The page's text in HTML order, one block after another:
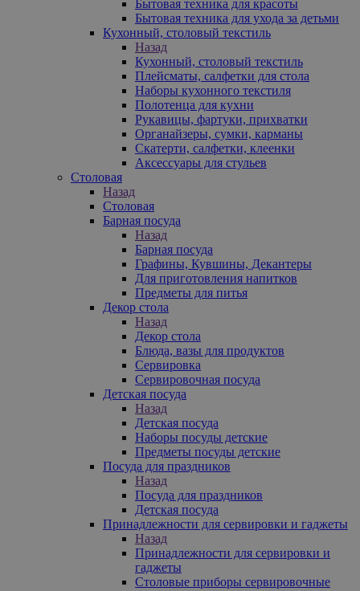
Бытовая техника для красоты
Бытовая техника для ухода за детьми
Кухонный, столовый текстиль
Назад
Кухонный, столовый текстиль
Плейсматы, салфетки для стола
Наборы кухонного текстиля
Полотенца для кухни
Рукавицы, фартуки, прихватки
Органайзеры, сумки, карманы
Скатерти, салфетки, клеенки
Аксессуары для стульев
Столовая
Назад
Столовая
Барная посуда
Назад
Барная посуда
Графины, Кувшины, Декантеры
Для приготовления напитков
Предметы для питья
Декор стола
Назад
Декор стола
Блюда, вазы для продуктов
Сервировка
Сервировочная посуда
Детская посуда
Назад
Детская посуда
Наборы посуды детские
Предметы посуды детские
Посуда для праздников
Назад
Посуда для праздников
Детская посуда
Принадлежности для сервировки и гаджеты
Назад
Принадлежности для сервировки и
гаджеты
Столовые приборы сервировочные